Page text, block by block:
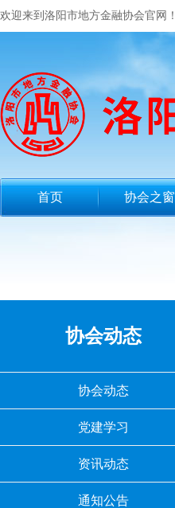
欢迎来到洛阳市地方金融协会官网！
首页 协会之窗
协会动态
协会动态
党建学习
资讯动态
通知公告